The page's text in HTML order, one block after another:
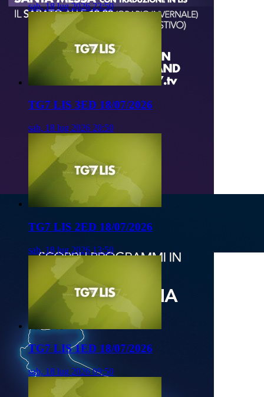
sab, 18 lug 2026 23:50
TG7 LIS 3ED 18/07/2026
sab, 18 lug 2026 20:50
TG7 LIS 2ED 18/07/2026
sab, 18 lug 2026 13:50
TG7 LIS 1ED 18/07/2026
sab, 18 lug 2026 09:50